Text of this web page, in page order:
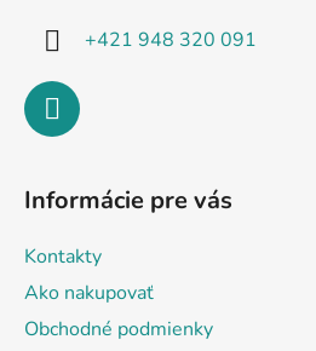
+421 948 320 091
Informácie pre vás
Kontakty
Ako nakupovať
Obchodné podmienky